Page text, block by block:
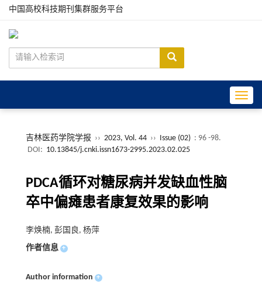
中国高校科技期刊集群服务平台
吉林医药学院学报 ›› 2023, Vol. 44 ›› Issue (02) : 96 -98.
DOI: 10.13845/j.cnki.issn1673-2995.2023.02.025
PDCA循环对糖尿病并发缺血性脑
卒中偏瘫患者康复效果的影响
李焕楠, 彭国良, 杨萍
作者信息 +
Author information +